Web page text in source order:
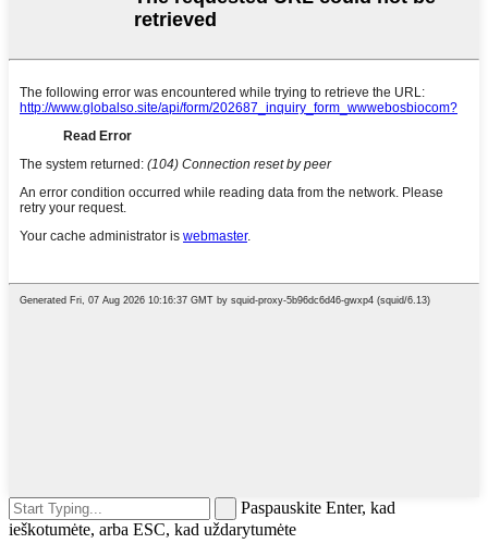
Paspauskite Enter, kad
ieškotumėte, arba ESC, kad uždarytumėte